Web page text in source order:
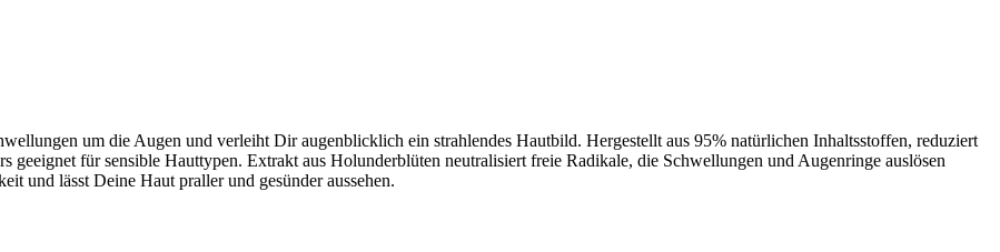
um die Augen und verleiht Dir augenblicklich ein strahlendes Hautbild. Hergestellt aus 95% natürlichen Inhaltsstoffen, reduziert
geeignet für sensible Hauttypen. Extrakt aus Holunderblüten neutralisiert freie Radikale, die Schwellungen und Augenringe auslösen
und lässt Deine Haut praller und gesünder aussehen.